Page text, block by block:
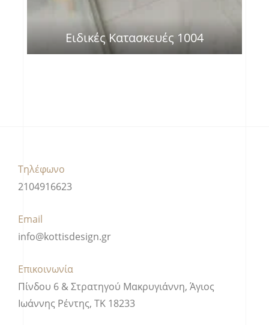
Ειδικές Κατασκευές 1004
Τηλέφωνο
2104916623
Email
info@kottisdesign.gr
Επικοινωνία
Πίνδου 6 & Στρατηγού Μακρυγιάννη, Άγιος
Ιωάννης Ρέντης, ΤΚ 18233